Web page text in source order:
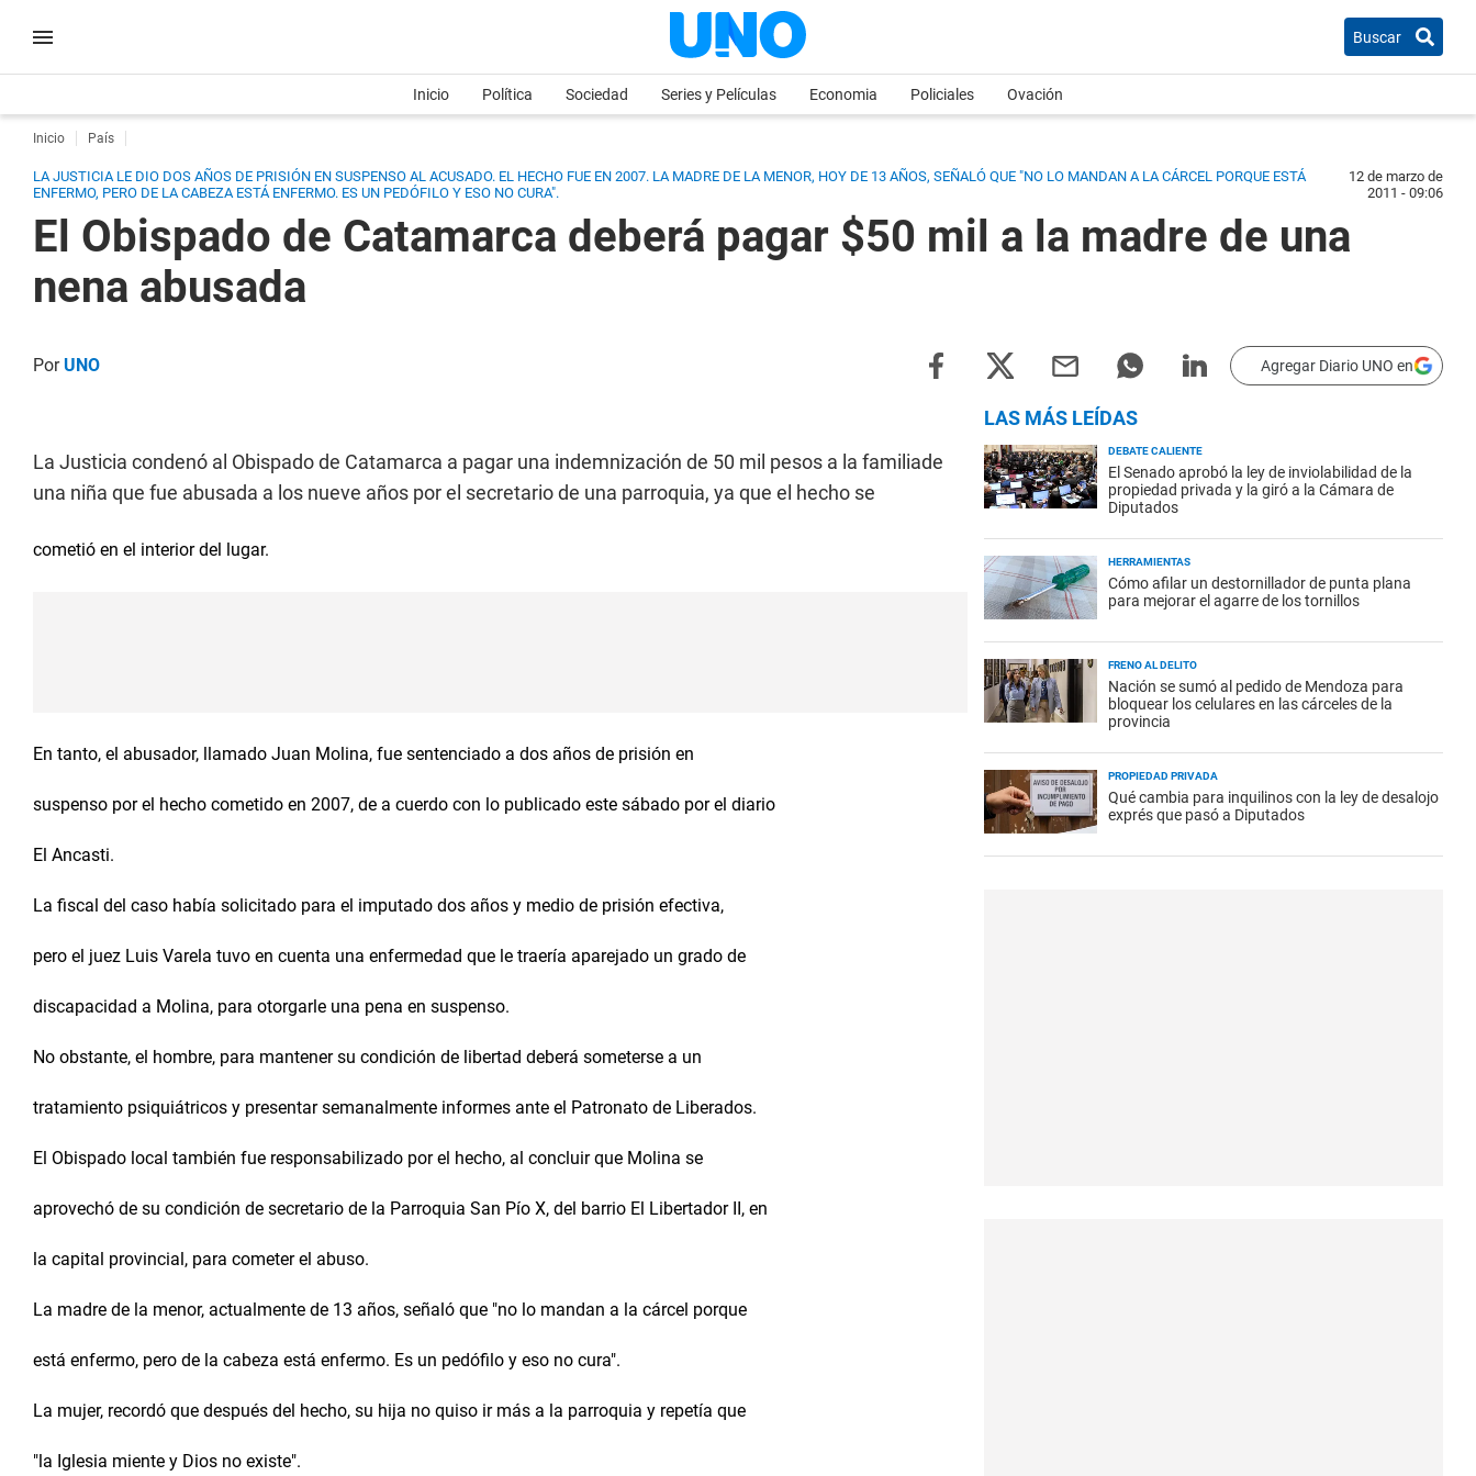
Buscar
Inicio Política Sociedad Series y Películas Economia Policiales Ovación
Inicio País
LA JUSTICIA LE DIO DOS AÑOS DE PRISIÓN EN SUSPENSO AL ACUSADO. EL HECHO FUE EN 2007. LA MADRE DE LA MENOR, HOY DE 13 AÑOS, SEÑALÓ QUE "NO LO MANDAN A LA CÁRCEL PORQUE ESTÁ
ENFERMO, PERO DE LA CABEZA ESTÁ ENFERMO. ES UN PEDÓFILO Y ESO NO CURA".
12 de marzo de
2011 - 09:06
El Obispado de Catamarca deberá pagar $50 mil a la madre de una
nena abusada
PorUNO Agregar Diario UNO en
La Justicia condenó al Obispado de Catamarca a pagar una indemnización de 50 mil pesos a la familiade
una niña que fue abusada a los nueve años por el secretario de una parroquia, ya que el hecho se
cometió en el interior del lugar.
En tanto, el abusador, llamado Juan Molina, fue sentenciado a dos años de prisión en
suspenso por el hecho cometido en 2007, de a cuerdo con lo publicado este sábado por el diario
El Ancasti.
La fiscal del caso había solicitado para el imputado dos años y medio de prisión efectiva,
pero el juez Luis Varela tuvo en cuenta una enfermedad que le traería aparejado un grado de
discapacidad a Molina, para otorgarle una pena en suspenso.
No obstante, el hombre, para mantener su condición de libertad deberá someterse a un
tratamiento psiquiátricos y presentar semanalmente informes ante el Patronato de Liberados.
El Obispado local también fue responsabilizado por el hecho, al concluir que Molina se
aprovechó de su condición de secretario de la Parroquia San Pío X, del barrio El Libertador II, en
la capital provincial, para cometer el abuso.
La madre de la menor, actualmente de 13 años, señaló que "no lo mandan a la cárcel porque
está enfermo, pero de la cabeza está enfermo. Es un pedófilo y eso no cura".
La mujer, recordó que después del hecho, su hija no quiso ir más a la parroquia y repetía que
"la Iglesia miente y Dios no existe".
LAS MÁS LEÍDAS
DEBATE CALIENTE
El Senado aprobó la ley de inviolabilidad de la
propiedad privada y la giró a la Cámara de
Diputados
HERRAMIENTAS
Cómo afilar un destornillador de punta plana
para mejorar el agarre de los tornillos
FRENO AL DELITO
Nación se sumó al pedido de Mendoza para
bloquear los celulares en las cárceles de la
provincia
PROPIEDAD PRIVADA
Qué cambia para inquilinos con la ley de desalojo
exprés que pasó a Diputados